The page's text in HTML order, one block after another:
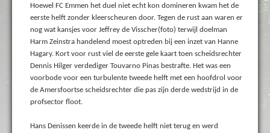
Hoewel FC Emmen het duel niet echt kon domineren kwam het de
eerste helft zonder kleerscheuren door. Tegen de rust aan waren er
nog wat kansjes voor Jeffrey de Visscher(foto) terwijl doelman
Harm Zeinstra handelend moest optreden bij een inzet van Hanne
Hagary. Kort voor rust viel de eerste gele kaart toen scheidsrechter
Dennis Hilger verdediger Touvarno Pinas bestrafte. Het was een
voorbode voor een turbulente tweede helft met een hoofdrol voor
de Amersfoortse scheidsrechter die pas zijn derde wedstrijd in de
profsector floot.
Hans Denissen keerde in de tweede helft niet terug en werd